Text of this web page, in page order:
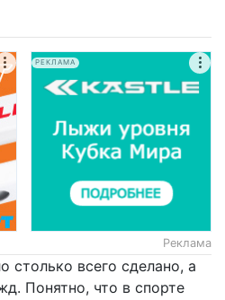
РЕКЛАМА
Реклама
столько всего сделано, а
Понятно, что в спорте